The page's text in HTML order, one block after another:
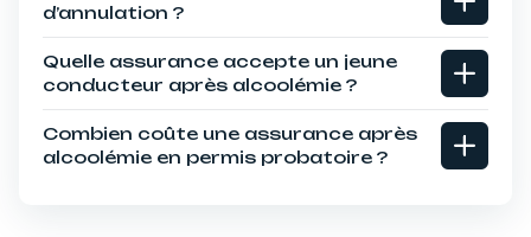
d’annulation ?
Quelle assurance accepte un jeune
conducteur après alcoolémie ?
Combien coûte une assurance après
alcoolémie en permis probatoire ?